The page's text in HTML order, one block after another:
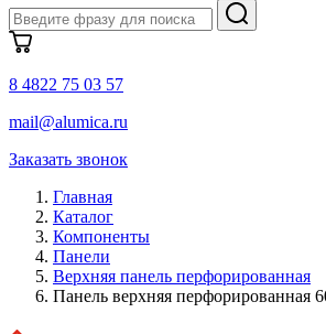
8 4822 75 03 57
mail@alumica.ru
Заказать звонок
Главная
Каталог
Компоненты
Панели
Верхняя панель перфорированная
Панель верхняя перфорированная